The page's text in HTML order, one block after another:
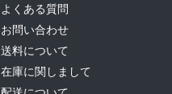
よくある質問
お問い合わせ
送料について
在庫に関しまして